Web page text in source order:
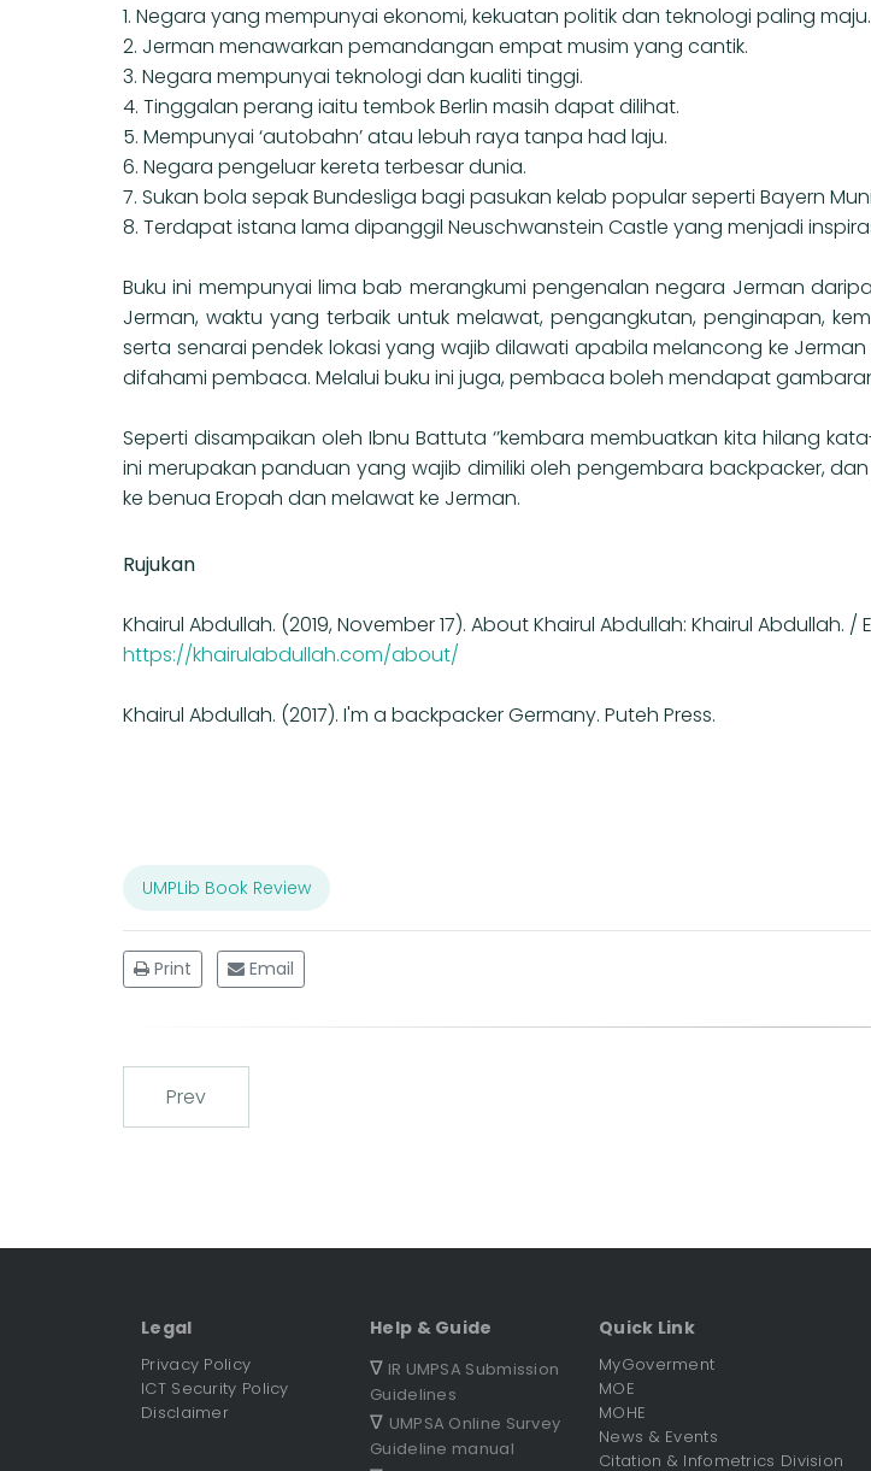
1. Negara yang mempunyai ekonomi, kekuatan politik dan teknologi paling maju.
2. Jerman menawarkan pemandangan empat musim yang cantik.
3. Negara mempunyai teknologi dan kualiti tinggi.
4. Tinggalan perang iaitu tembok Berlin masih dapat dilihat.
5. Mempunyai ‘autobahn’ atau lebuh raya tanpa had laju.
6. Negara pengeluar kereta terbesar dunia.
7. Sukan bola sepak Bundesliga bagi pasukan kelab popular seperti Bayern
8. Terdapat istana lama dipanggil Neuschwanstein Castle yang menjadi
Buku ini mempunyai lima bab merangkumi pengenalan negara Jerman
Jerman, waktu yang terbaik untuk melawat, pengangkutan, penginapan,
serta senarai pendek lokasi yang wajib dilawati apabila melancong ke
difahami pembaca. Melalui buku ini juga, pembaca boleh mendapat
Seperti disampaikan oleh Ibnu Battuta ‘’kembara membuatkan kita hilang
ini merupakan panduan yang wajib dimiliki oleh pengembara backpacker,
ke benua Eropah dan melawat ke Jerman.
Rujukan
Khairul Abdullah. (2019, November 17). About Khairul Abdullah: Khairul Abdullah.
https://khairulabdullah.com/about/
Khairul Abdullah. (2017). I'm a backpacker Germany. Puteh Press.
UMPLib Book Review
Print Email
Prev
Legal
Privacy Policy
ICT Security Policy
Disclaimer
Help & Guide
∇ IR UMPSA Submission
Guidelines
∇ UMPSA Online Survey
Guideline manual
Quick Link
MyGoverment
MOE
MOHE
News & Events
Citation & Infometrics Division